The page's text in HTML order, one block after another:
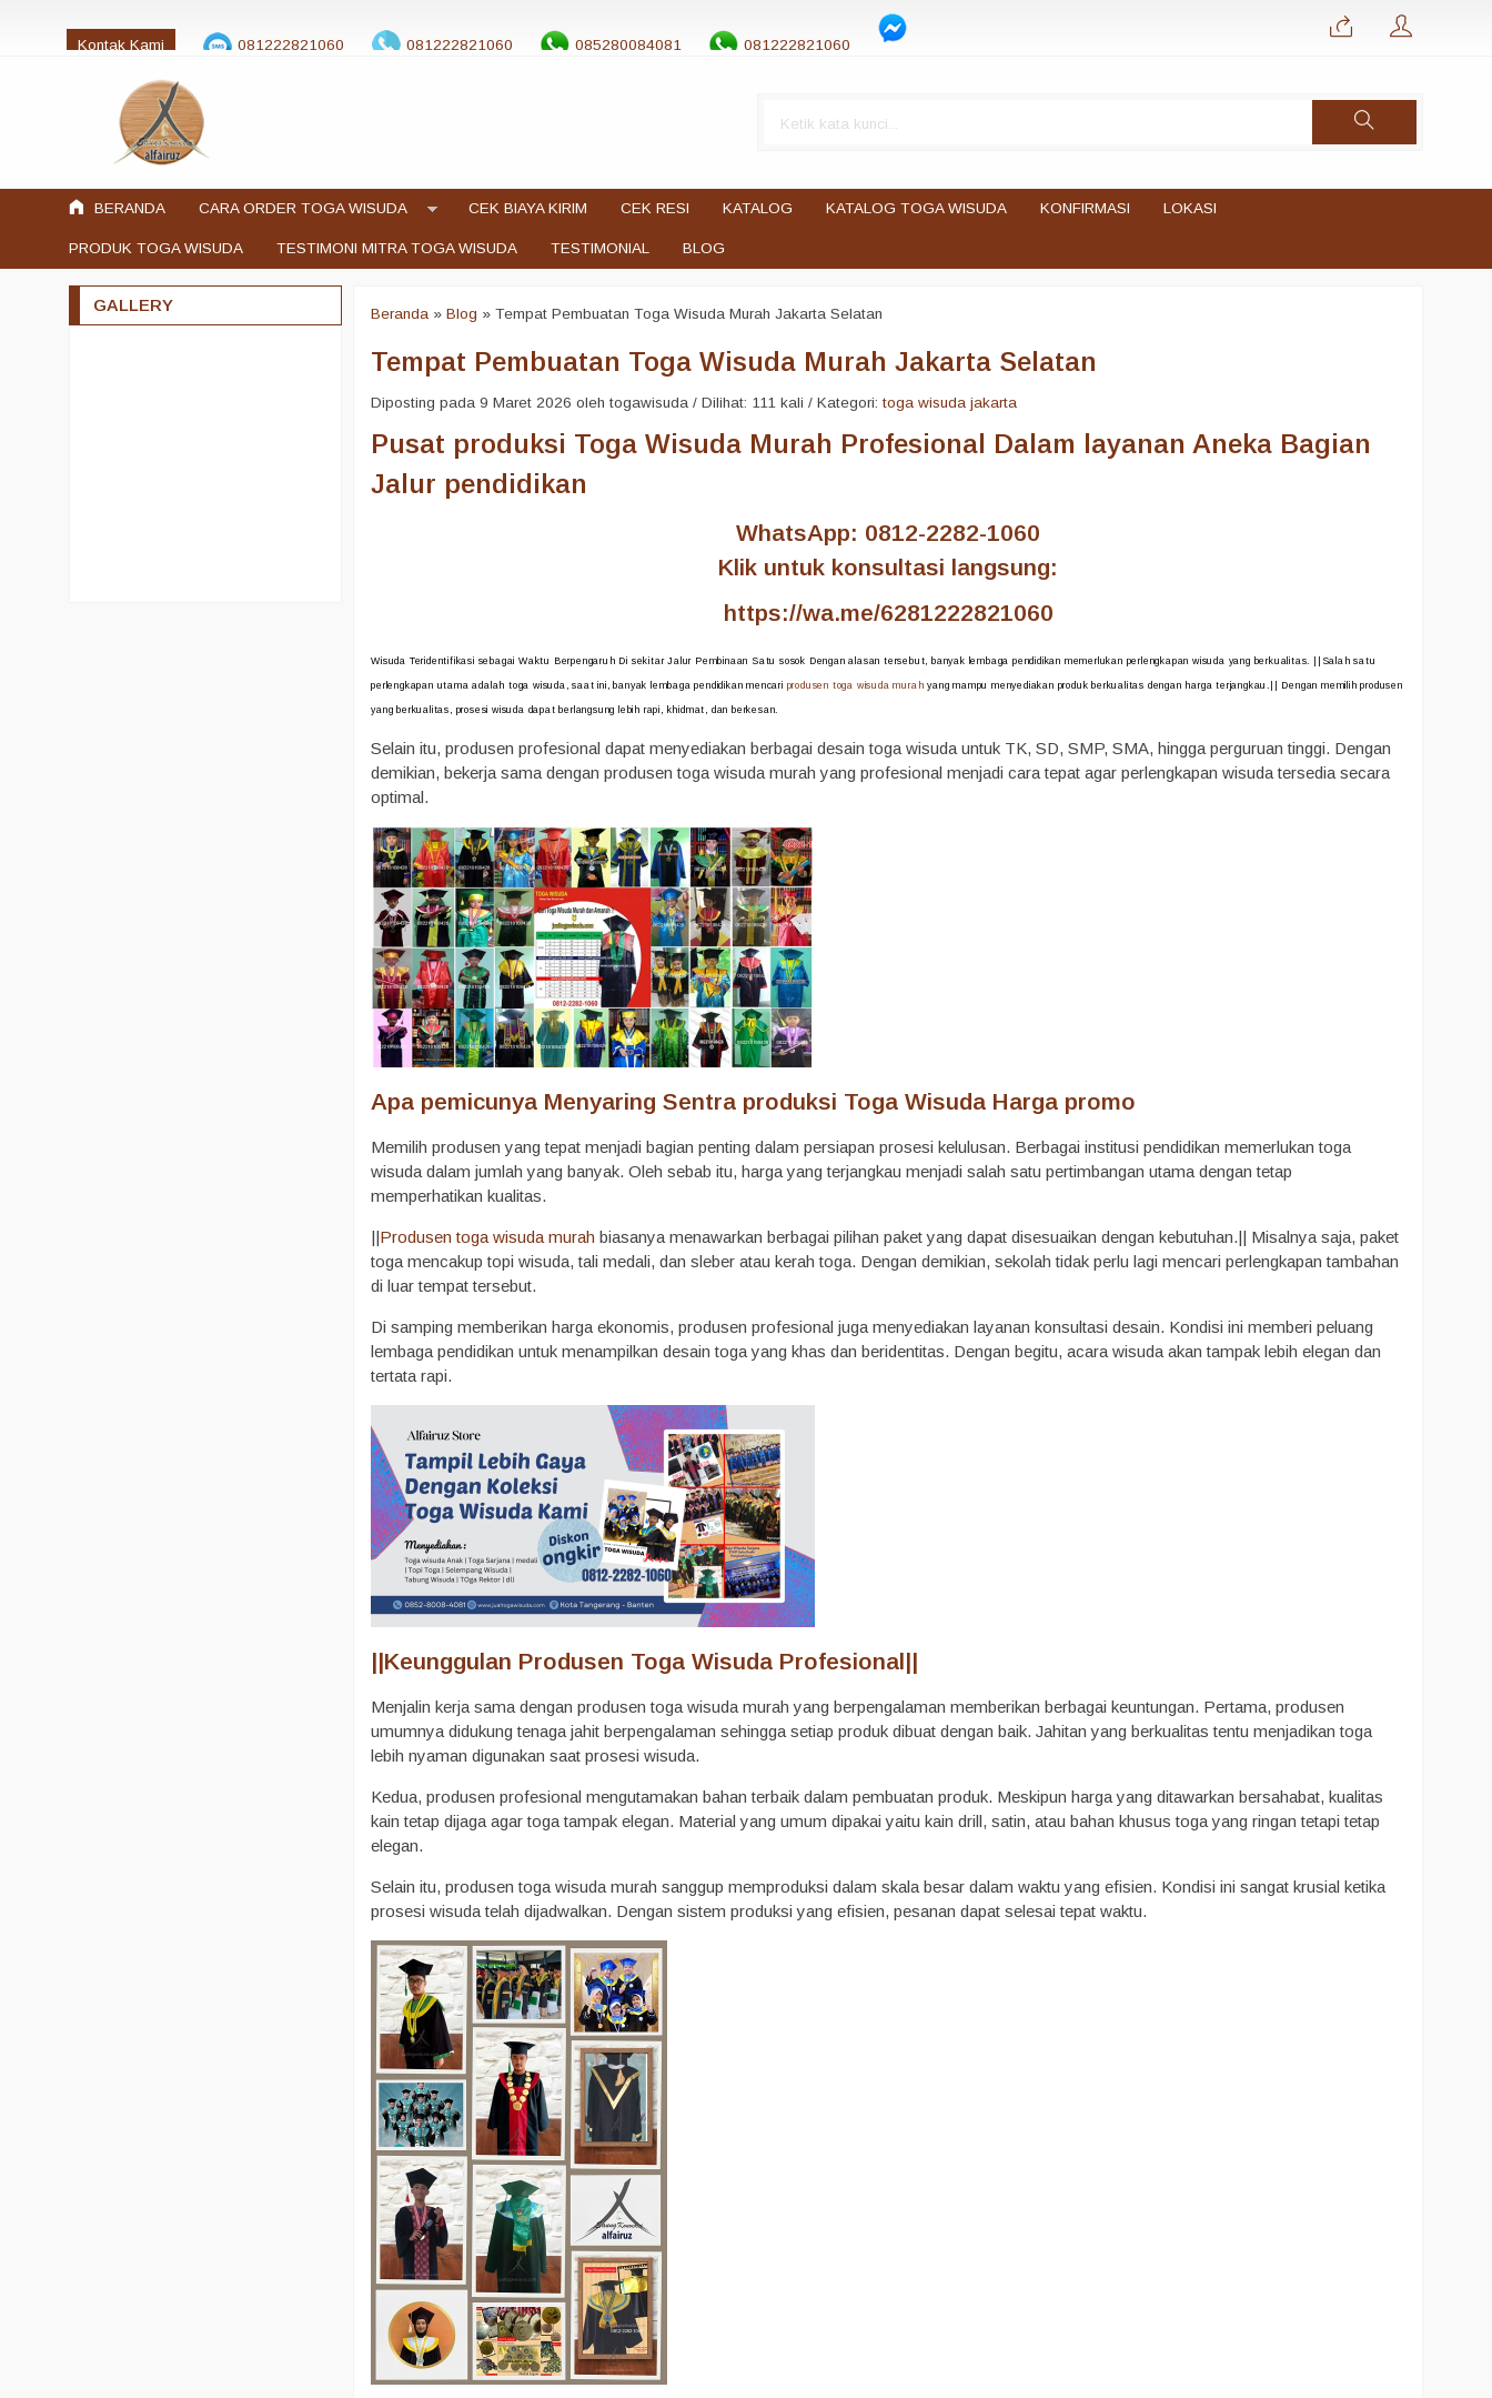
Kontak Kami 081222821060 081222821060 085280084081 081222821060
jualtogawisuda@gmail.com
BERANDA CARA ORDER TOGA WISUDA CEK BIAYA KIRIM CEK RESI KATALOG KATALOG TOGA WISUDA KONFIRMASI LOKASI
PRODUK TOGA WISUDA TESTIMONI MITRA TOGA WISUDA TESTIMONIAL BLOG
Beranda »Blog »Tempat Pembuatan Toga Wisuda Murah Jakarta Selatan
Tempat Pembuatan Toga Wisuda Murah Jakarta Selatan
Diposting pada 9 Maret 2026 oleh togawisuda / Dilihat: 111 kali / Kategori:toga wisuda jakarta
Pusat produksi Toga Wisuda Murah Profesional Dalam layanan Aneka Bagian
Jalur pendidikan
WhatsApp: 0812-2282-1060
Klik untuk konsultasi langsung:
https://wa.me/6281222821060
Wisuda Teridentifikasi sebagai Waktu Berpengaruh Di sekitar Jalur Pembinaan Satu sosok Dengan alasan tersebut, banyak lembaga pendidikan memerlukan perlengkapan wisuda yang berkualitas. ||Salah satu
perlengkapan utama adalah toga wisuda, saat ini, banyak lembaga pendidikan mencari produsen toga wisuda murah yang mampu menyediakan produk berkualitas dengan harga terjangkau.|| Dengan memilih produsen
yang berkualitas, prosesi wisuda dapat berlangsung lebih rapi, khidmat, dan berkesan.
Selain itu, produsen profesional dapat menyediakan berbagai desain toga wisuda untuk TK, SD, SMP, SMA, hingga perguruan tinggi. Dengan
demikian, bekerja sama dengan produsen toga wisuda murah yang profesional menjadi cara tepat agar perlengkapan wisuda tersedia secara
optimal.
Apa pemicunya Menyaring Sentra produksi Toga Wisuda Harga promo
Memilih produsen yang tepat menjadi bagian penting dalam persiapan prosesi kelulusan. Berbagai institusi pendidikan memerlukan toga
wisuda dalam jumlah yang banyak. Oleh sebab itu, harga yang terjangkau menjadi salah satu pertimbangan utama dengan tetap
memperhatikan kualitas.
||Produsen toga wisuda murah biasanya menawarkan berbagai pilihan paket yang dapat disesuaikan dengan kebutuhan.|| Misalnya saja, paket
toga mencakup topi wisuda, tali medali, dan sleber atau kerah toga. Dengan demikian, sekolah tidak perlu lagi mencari perlengkapan tambahan
di luar tempat tersebut.
Di samping memberikan harga ekonomis, produsen profesional juga menyediakan layanan konsultasi desain. Kondisi ini memberi peluang
lembaga pendidikan untuk menampilkan desain toga yang khas dan beridentitas. Dengan begitu, acara wisuda akan tampak lebih elegan dan
tertata rapi.
||Keunggulan Produsen Toga Wisuda Profesional||
Menjalin kerja sama dengan produsen toga wisuda murah yang berpengalaman memberikan berbagai keuntungan. Pertama, produsen
umumnya didukung tenaga jahit berpengalaman sehingga setiap produk dibuat dengan baik. Jahitan yang berkualitas tentu menjadikan toga
lebih nyaman digunakan saat prosesi wisuda.
Kedua, produsen profesional mengutamakan bahan terbaik dalam pembuatan produk. Meskipun harga yang ditawarkan bersahabat, kualitas
kain tetap dijaga agar toga tampak elegan. Material yang umum dipakai yaitu kain drill, satin, atau bahan khusus toga yang ringan tetapi tetap
elegan.
Selain itu, produsen toga wisuda murah sanggup memproduksi dalam skala besar dalam waktu yang efisien. Kondisi ini sangat krusial ketika
prosesi wisuda telah dijadwalkan. Dengan sistem produksi yang efisien, pesanan dapat selesai tepat waktu.
GALLERY